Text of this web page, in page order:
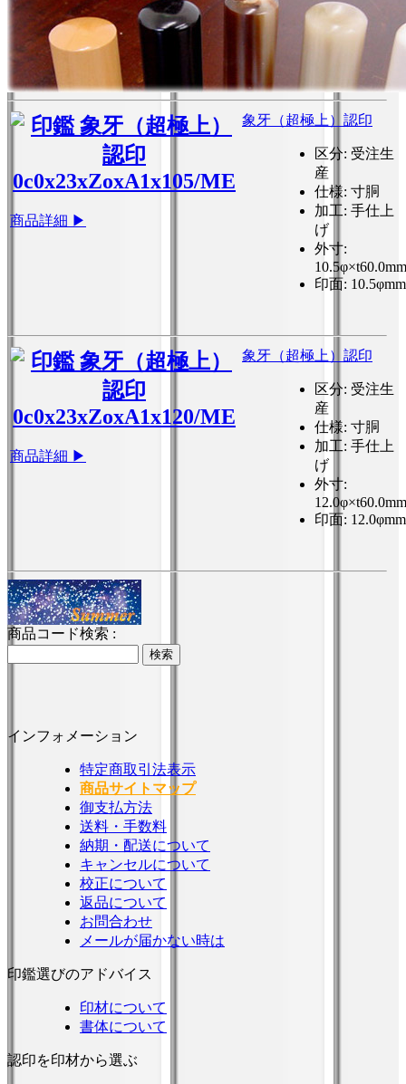
商品詳細 ▶
象牙（超極上）認印
区分: 受注生
産
仕様: 寸胴
加工: 手仕上
げ
外寸:
10.5φ×t60.0mm
印面: 10.5φmm
商品詳細 ▶
象牙（超極上）認印
区分: 受注生
産
仕様: 寸胴
加工: 手仕上
げ
外寸:
12.0φ×t60.0mm
印面: 12.0φmm
商品コード検索 :
インフォメーション
特定商取引法表示
商品サイトマップ
御支払方法
送料・手数料
納期・配送について
キャンセルについて
校正について
返品について
お問合わせ
メールが届かない時は
印鑑選びのアドバイス
印材について
書体について
認印を印材から選ぶ